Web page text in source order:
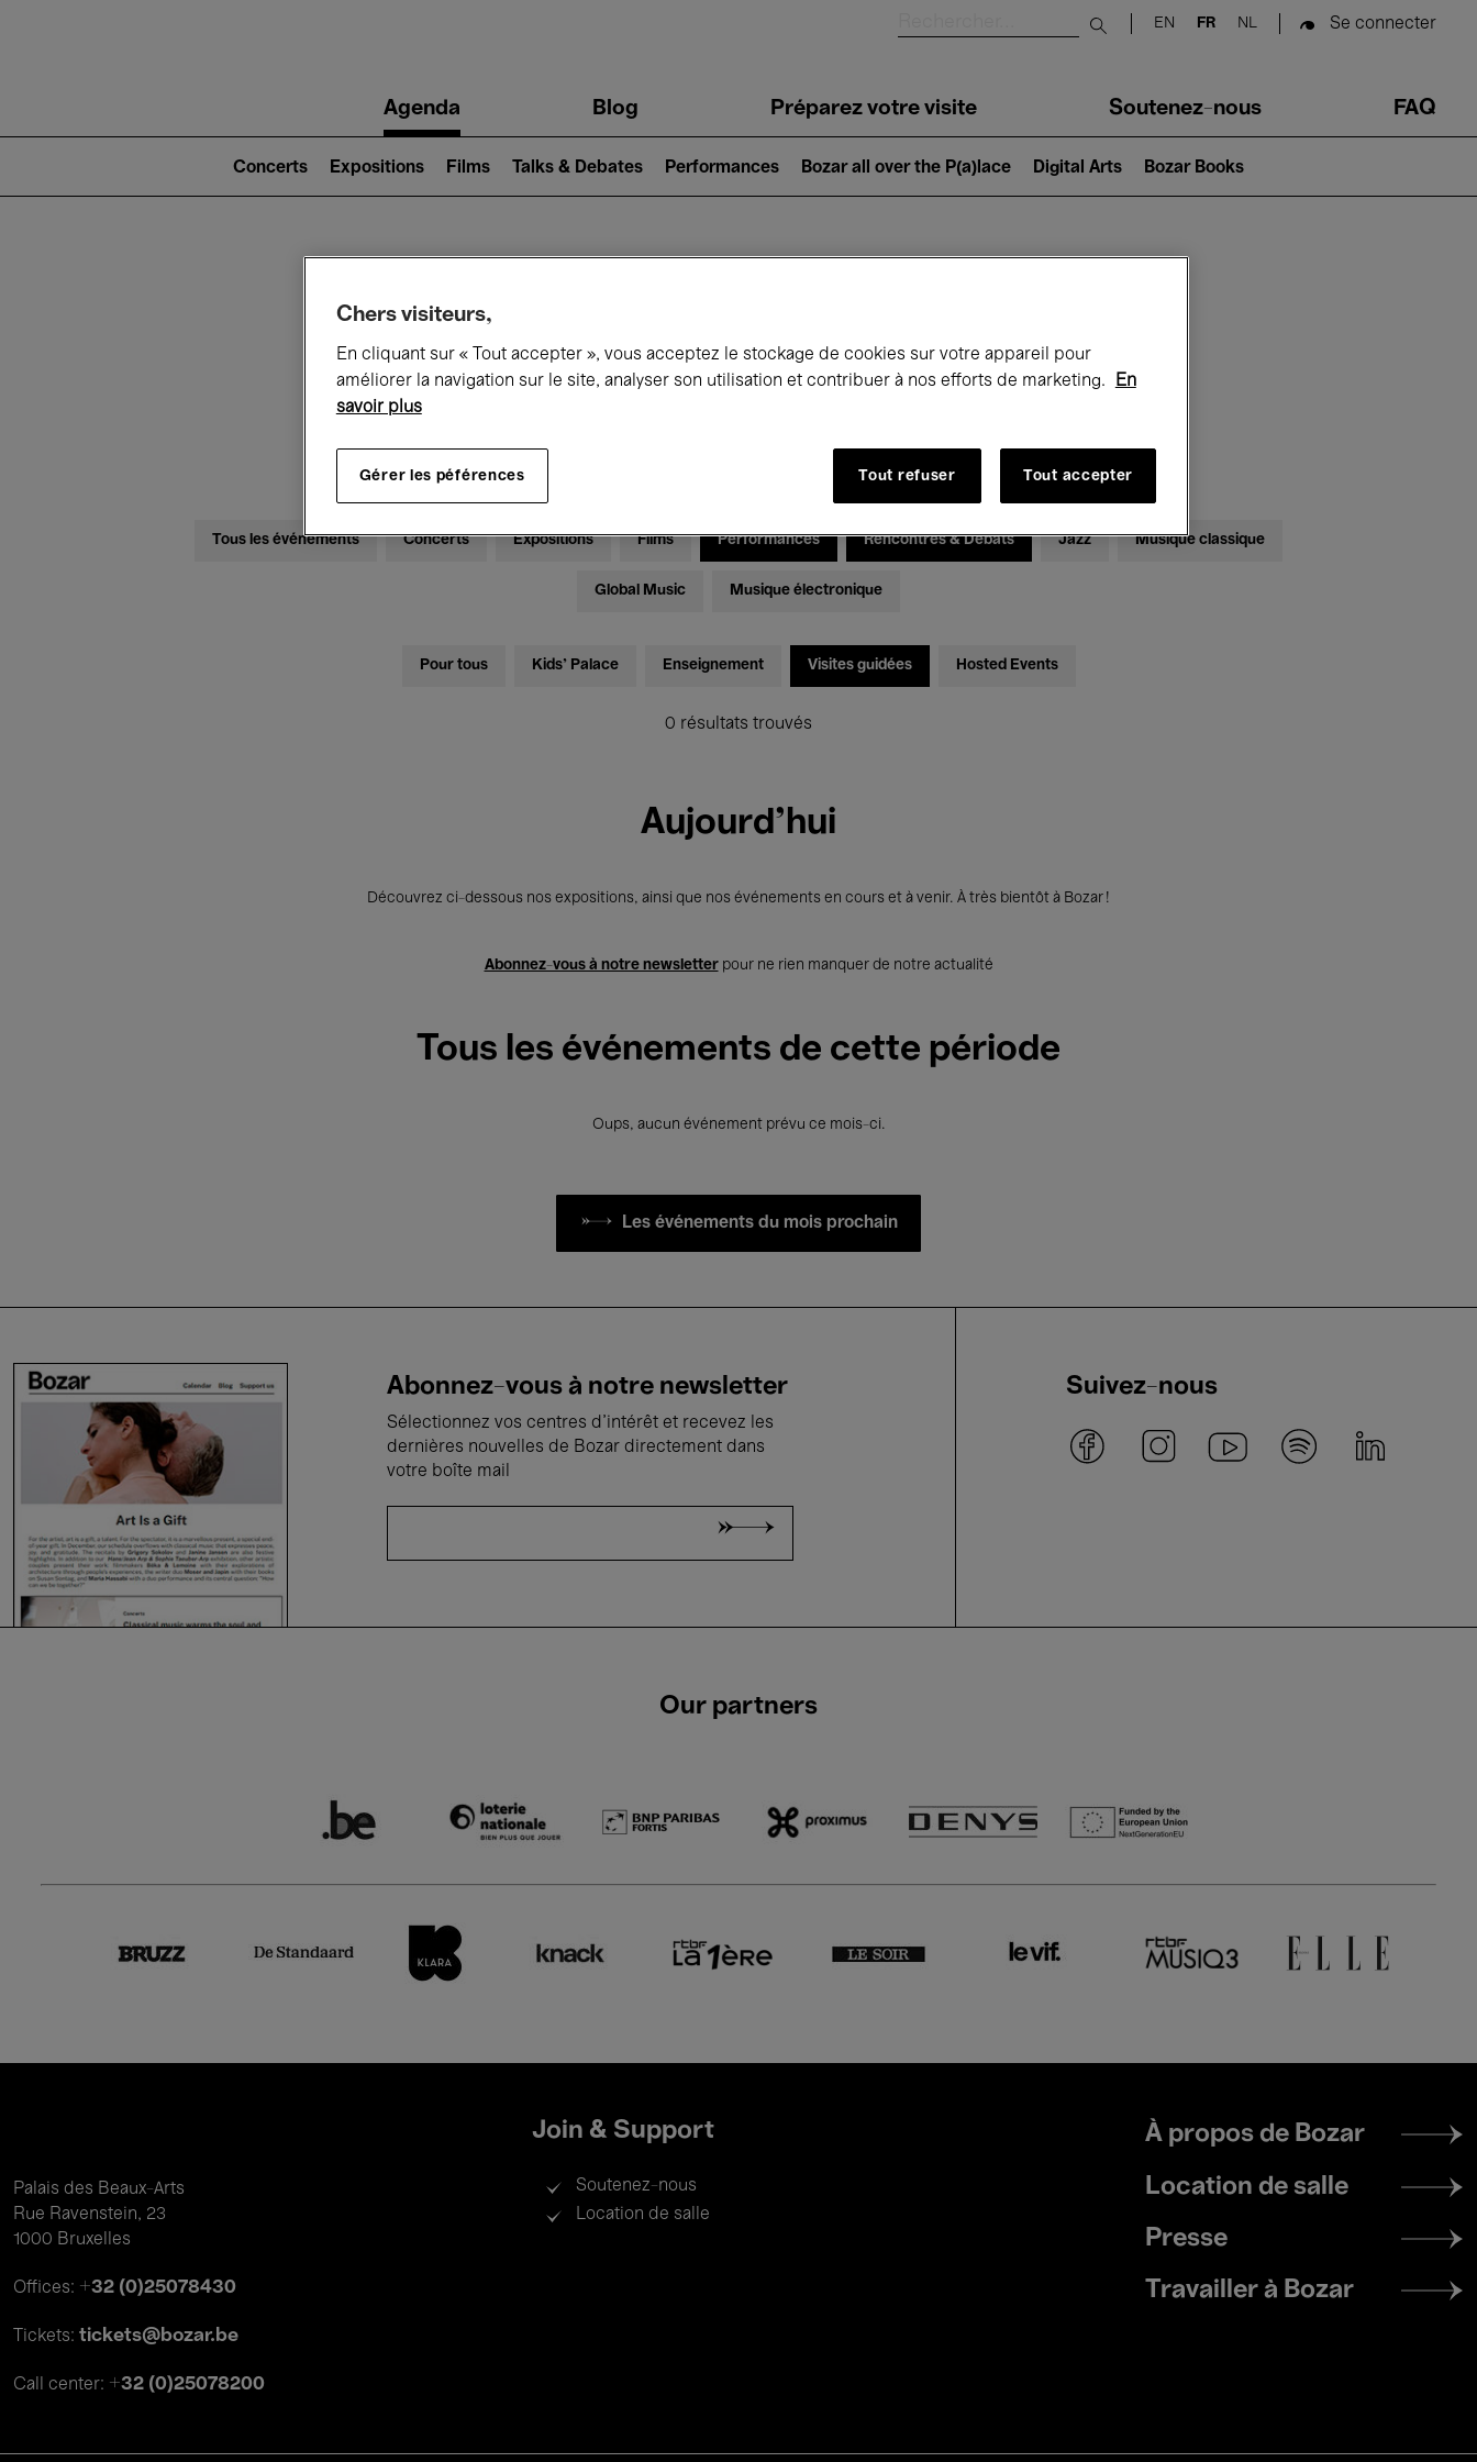
Submit search
EN FR NL Se connecter
navigationAgenda Blog Préparez votre visite Soutenez-nous FAQ
2)
Concerts Expositions Films Talks & Debates Performances Bozar all over the P(a)lace Digital Arts Bozar Books
Ce qui se passe à Bozar
Samedi 01 - Lundi 31 Août 2026
Tous les événements Concerts Expositions Films Performances Rencontres & Débats Jazz Musique classique
Global Music Musique électronique
Pour tous Kids’ Palace Enseignement Visites guidées Hosted Events
0 résultats trouvés
Aujourd'hui
Découvrez ci-dessous nos expositions, ainsi que nos événements en cours et à venir. À très bientôt à Bozar !
Abonnez-vous à notre newsletterpour ne rien manquer de notre actualité
Tous les événements de cette période
Oups, aucun événement prévu ce mois-ci.
Les événements du mois prochain
Abonnez-vous à notre newsletter
Sélectionnez vos centres d'intérêt et recevez les
dernières nouvelles de Bozar directement dans
votre boîte mail
Suivez-nous
Our partners
Palais des Beaux-Arts
Rue Ravenstein, 23
1000 Bruxelles
Offices: +32 (0)25078430
Tickets: tickets@bozar.be
Call center: +32 (0)25078200
Join & Support
Soutenez-nous
Location de salle
Footer
menu
À propos de Bozar
Location de salle
Presse
Travailler à Bozar
Chers visiteurs,
En cliquant sur « Tout accepter », vous acceptez le stockage de cookies sur votre appareil pour
améliorer la navigation sur le site, analyser son utilisation et contribuer à nos efforts de marketing.
En
savoir plus
Gérer les péférences Tout refuser Tout accepter